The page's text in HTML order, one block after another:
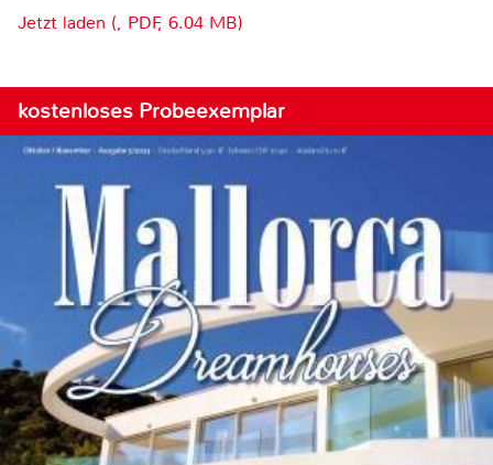
Jetzt laden (, PDF, 6.04 MB)
kostenloses Probeexemplar